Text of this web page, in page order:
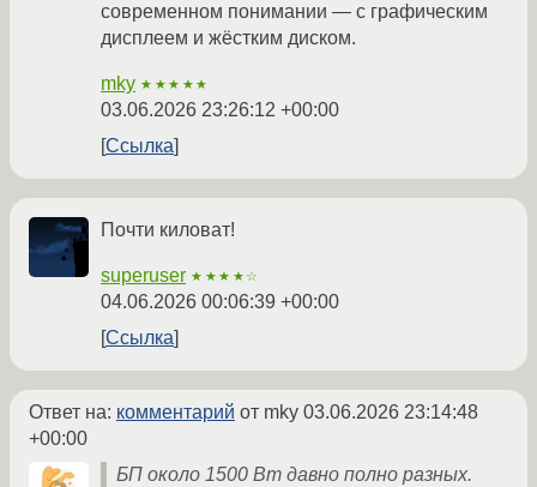
современном понимании — с графическим
дисплеем и жёстким диском.
mky ★★★★★
03.06.2026 23:26:12 +00:00
Ссылка
Почти киловат!
superuser ★★★★☆
04.06.2026 00:06:39 +00:00
Ссылка
Ответ на: комментарий от mky 03.06.2026 23:14:48
+00:00
БП около 1500 Вт давно полно разных.